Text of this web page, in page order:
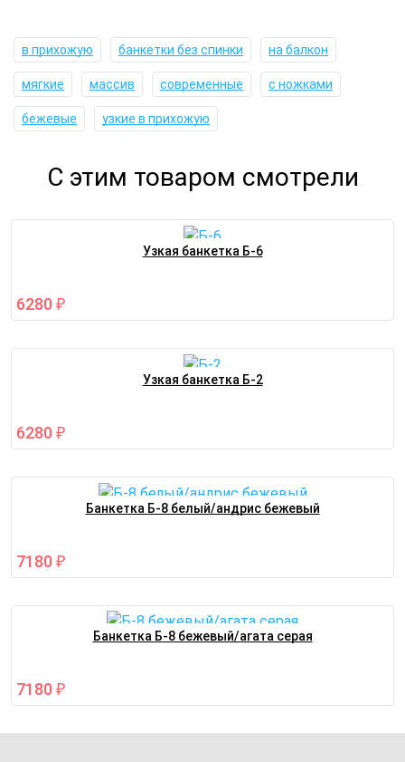
в прихожую банкетки без спинки на балкон
мягкие массив современные с ножками
бежевые узкие в прихожую
С этим товаром смотрели
Узкая банкетка Б-6
6280 ₽
Узкая банкетка Б-2
6280 ₽
Банкетка Б-8 белый/андрис бежевый
7180 ₽
Банкетка Б-8 бежевый/агата серая
7180 ₽